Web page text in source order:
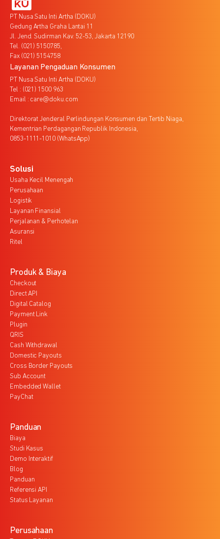
PT Nusa Satu Inti Artha (DOKU)
Gedung Artha Graha Lantai 11
Jl. Jend. Sudirman Kav. 52-53, Jakarta 12190
Tel. (021) 5150785,
Fax (021) 5154758
Layanan Pengaduan Konsumen
PT Nusa Satu Inti Artha (DOKU)
Tel : (021) 1500 963
Email : care@doku.com
Direktorat Jenderal Perlindungan Konsumen dan Tertib Niaga,
Kementrian Perdagangan Republik Indonesia,
0853-1111-1010 (WhatsApp)
Solusi
Usaha Kecil Menengah
Perusahaan
Logistik
Layanan Finansial
Perjalanan & Perhotelan
Asuransi
Ritel
Produk & Biaya
Checkout
Direct API
Digital Catalog
Payment Link
Plugin
QRIS
Cash Withdrawal
Domestic Payouts
Cross Border Payouts
Sub Account
Embedded Wallet
PayChat
Panduan
Biaya
Studi Kasus
Demo Interaktif
Blog
Panduan
Referensi API
Status Layanan
Perusahaan